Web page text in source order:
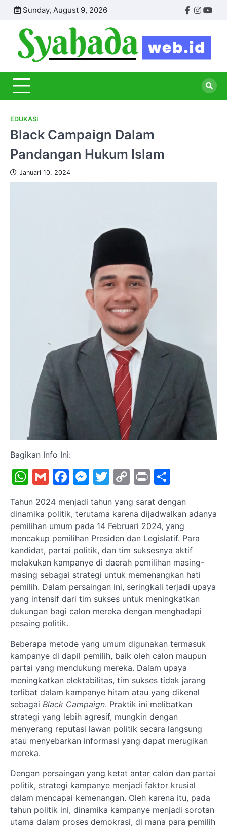
Skip
content
Sunday, August 9, 2026
Facebook
EDUKASI
Black Campaign Dalam
Pandangan Hukum Islam
Januari 10, 2024
Bagikan Info Ini:
WhatsApp
GmailFacebook
Messenger
Twitter
Copy
Print
Tahun 2024 menjadi tahun yang sarat dengan
dinamika politik, terutama karena dijadwalkan adanya
pemilihan umum pada 14 Februari 2024, yang
mencakup pemilihan Presiden dan Legislatif. Para
kandidat, partai politik, dan tim suksesnya aktif
melakukan kampanye di daerah pemilihan masing-
masing sebagai strategi untuk memenangkan hati
pemilih. Dalam persaingan ini, seringkali terjadi upaya
yang intensif dari tim sukses untuk meningkatkan
dukungan bagi calon mereka dengan menghadapi
pesaing politik.
Beberapa metode yang umum digunakan termasuk
kampanye di dapil pemilih, baik oleh calon maupun
partai yang mendukung mereka. Dalam upaya
meningkatkan elektabilitas, tim sukses tidak jarang
terlibat dalam kampanye hitam atau yang dikenal
sebagai Black Campaign. Praktik ini melibatkan
strategi yang lebih agresif, mungkin dengan
menyerang reputasi lawan politik secara langsung
atau menyebarkan informasi yang dapat merugikan
mereka.
Dengan persaingan yang ketat antar calon dan partai
politik, strategi kampanye menjadi faktor krusial
dalam mencapai kemenangan. Oleh karena itu, pada
tahun politik ini, dinamika kampanye menjadi sorotan
utama dalam proses demokrasi, di mana para pemilih